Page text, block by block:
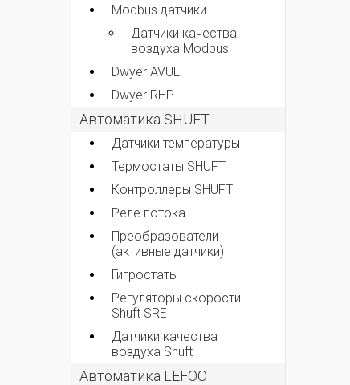
Modbus датчики
Датчики качества
воздуха Modbus
Dwyer AVUL
Dwyer RHP
Автоматика SHUFT
Датчики температуры
Термостаты SHUFT
Контроллеры SHUFT
Реле потока
Преобразователи
(активные датчики)
Гигростаты
Регуляторы скорости
Shuft SRE
Датчики качества
воздуха Shuft
Автоматика LEFOO